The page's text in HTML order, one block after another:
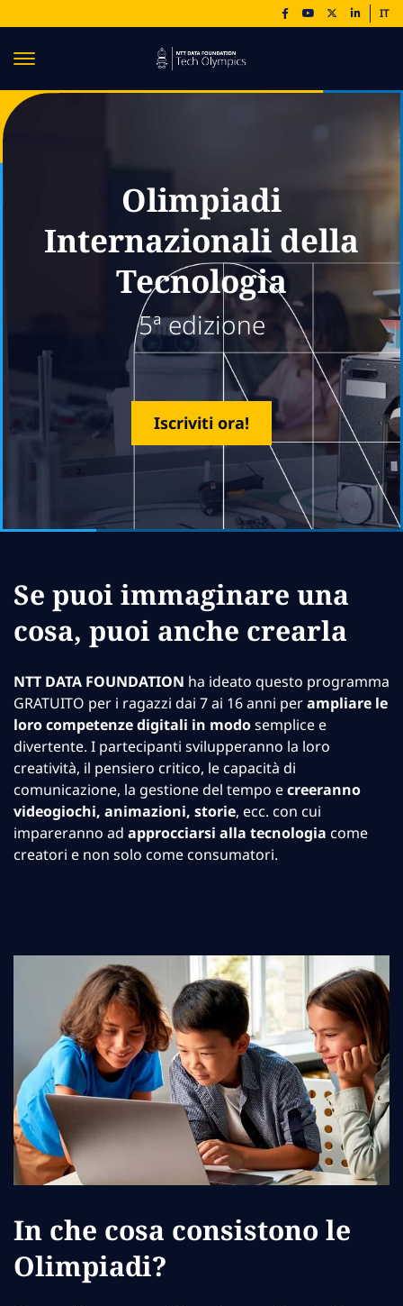
IT
Olimpiadi
Internazionali della
Tecnologia
5ª edizione
Iscriviti ora!
Se puoi immaginare una
cosa, puoi anche crearla
NTT DATA FOUNDATION ha ideato questo programma
GRATUITO per i ragazzi dai 7 ai 16 anni perampliare le
loro competenze digitali in modosemplice e
divertente. I partecipanti svilupperanno la loro
creatività, il pensiero critico, le capacità di
comunicazione, la gestione del tempo ecreeranno
videogiochi, animazioni, storie, ecc. con cui
impareranno ad approcciarsi alla tecnologia come
creatori e non solo come consumatori.
In che cosa consistono le
Olimpiadi?